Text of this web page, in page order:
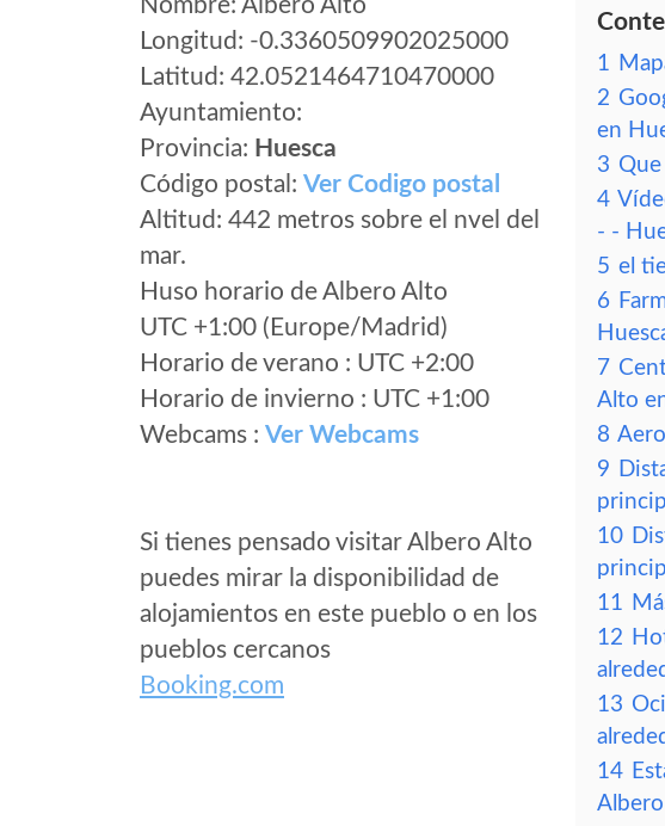
Nombre: Albero Alto
Longitud: -0.3360509902025000
Latitud: 42.0521464710470000
Ayuntamiento:
Provincia: Huesca
Código postal: Ver Codigo postal
Altitud: 442 metros sobre el nvel del
mar.
Huso horario de Albero Alto
UTC +1:00 (Europe/Madrid)
Horario de verano : UTC +2:00
Horario de invierno : UTC +1:00
Webcams : Ver Webcams
Si tienes pensado visitar Albero Alto
puedes mirar la disponibilidad de
alojamientos en este pueblo o en los
pueblos cercanos
Booking.com
1
2
en
3
4
- -
5 el
6
7
Alto
8
9
10
11
12
13
14